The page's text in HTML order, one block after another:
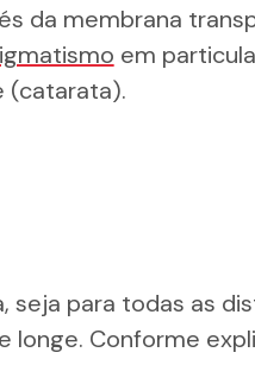
da membrana
em
(catarata).
seja para todas as
longe. Conforme